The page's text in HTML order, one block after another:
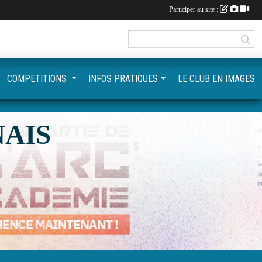
COMPETITIONS INFOS PRATIQUES LE CLUB EN IMAGES
Participer au site :